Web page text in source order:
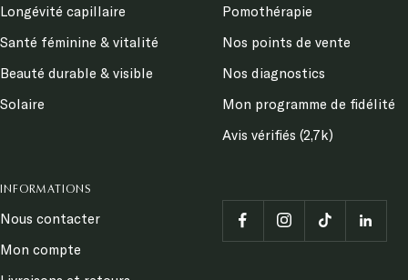
Santé féminine & vitalité
Beauté durable & visible
Solaire
Nos points de vente
Nos diagnostics
Mon programme de fidélité
Avis vérifiés (2,7k)
Nous contacter
Mon compte
Livraisons et retours